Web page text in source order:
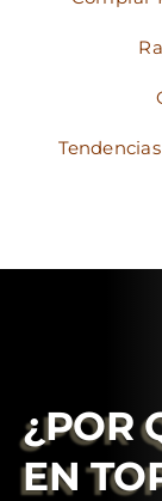
¿POR
EN